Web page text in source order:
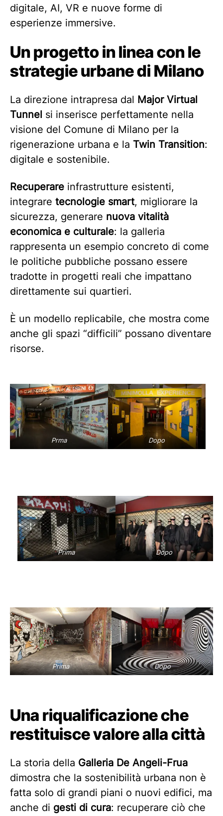
digitale, AI, VR e nuove forme di
esperienze immersive.
Un progetto in linea con le
strategie urbane di Milano
La direzione intrapresa dal Major Virtual
Tunnel si inserisce perfettamente nella
visione del Comune di Milano per la
rigenerazione urbana e la Twin Transition:
digitale e sostenibile.
Recuperare infrastrutture esistenti,
integrare tecnologie smart, migliorare la
sicurezza, generare nuova vitalità
economica e culturale: la galleria
rappresenta un esempio concreto di come
le politiche pubbliche possano essere
tradotte in progetti reali che impattano
direttamente sui quartieri.
È un modello replicabile, che mostra come
anche gli spazi “difficili” possano diventare
risorse.
Prma Dopo
Prima Dopo
Prima Dopo
Una riqualificazione che
restituisce valore alla città
La storia della Galleria De Angeli-Frua
dimostra che la sostenibilità urbana non è
fatta solo di grandi piani o nuovi edifici, ma
anche di gesti di cura: recuperare ciò che